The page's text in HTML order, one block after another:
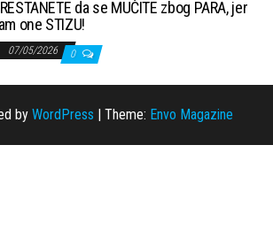
da se MUČITE zbog PARA, jer
one STIZU!
07/05/2026 0
by WordPress Theme: Envo Magazine